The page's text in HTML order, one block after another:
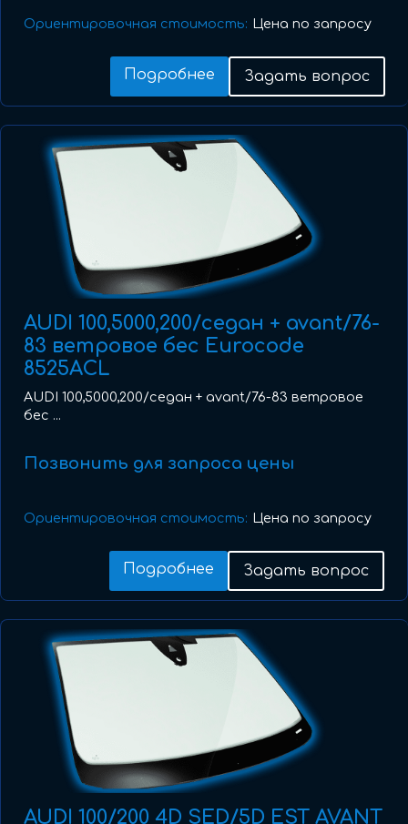
Ориентировочная стоимость: Цена по запросу
Подробнее Задать вопрос
AUDI 100,5000,200/седан + avant/76-
83 ветровое бес Eurocode
8525ACL
AUDI 100,5000,200/седан + avant/76-83 ветровое
бес ...
Позвонить для запроса цены
Ориентировочная стоимость: Цена по запросу
Подробнее Задать вопрос
AUDI 100/200 4D SED/5D EST AVANT